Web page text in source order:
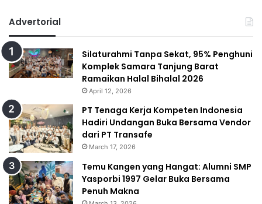
Advertorial
Silaturahmi Tanpa Sekat, 95% Penghuni
Komplek Samara Tanjung Barat
Ramaikan Halal Bihalal 2026
April 12, 2026
PT Tenaga Kerja Kompeten Indonesia
Hadiri Undangan Buka Bersama Vendor
dari PT Transafe
March 17, 2026
Temu Kangen yang Hangat: Alumni SMP
Yasporbi 1997 Gelar Buka Bersama
Penuh Makna